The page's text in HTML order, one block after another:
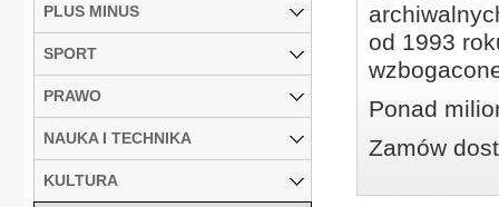
od 1993
Ponad
Zamów
PLUS MINUS
SPORT
PRAWO
NAUKA I TECHNIKA
KULTURA